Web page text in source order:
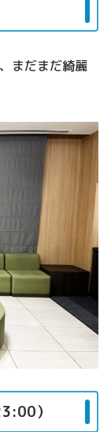
まだまだ綺麗
）